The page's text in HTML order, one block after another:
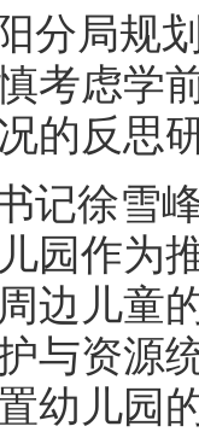
分局规
考虑学
的反思
记徐雪
园作为
边儿童
与资源
幼儿园